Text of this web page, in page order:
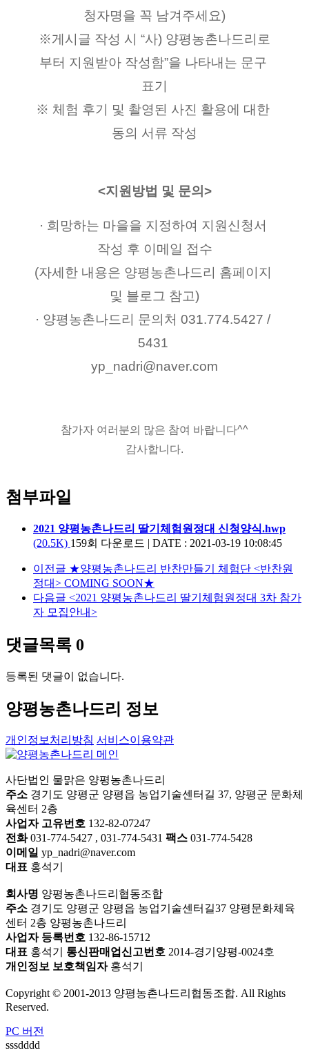
청자명을 꼭 남겨주세요)
※게시글 작성 시 “사) 양평농촌나드리로
부터 지원받아 작성함”을 나타내는 문구
표기
※ 체험 후기 및 촬영된 사진 활용에 대한
동의 서류 작성
<지원방법 및 문의>
· 희망하는 마을을 지정하여 지원신청서
작성 후 이메일 접수
(자세한 내용은 양평농촌나드리 홈페이지
및 블로그 참고)
· 양평농촌나드리 문의처 031.774.5427 /
5431
yp_nadri@naver.com
참가자 여러분의 많은 참여 바랍니다^^
감사합니다.
첨부파일
2021 양평농촌나드리 딸기체험원정대 신청양식.hwp
(20.5K) 159회 다운로드 | DATE : 2021-03-19 10:08:45
이전글 ★양평농촌나드리 반찬만들기 체험단 <반찬원
정대> COMING SOON★
다음글 <2021 양평농촌나드리 딸기체험원정대 3차 참가
자 모집안내>
댓글목록 0
등록된 댓글이 없습니다.
양평농촌나드리 정보
개인정보처리방침 서비스이용약관
사단법인 물맑은 양평농촌나드리
주소 경기도 양평군 양평읍 농업기술센터길 37, 양평군 문화체
육센터 2층
사업자 고유번호 132-82-07247
전화031-774-5427 , 031-774-5431 팩스 031-774-5428
이메일 yp_nadri@naver.com
대표 홍석기
회사명 양평농촌나드리협동조합
주소 경기도 양평군 양평읍 농업기술센터길37 양평문화체육
센터 2층 양평농촌나드리
사업자 등록번호 132-86-15712
대표 홍석기 통신판매업신고번호 2014-경기양평-0024호
개인정보 보호책임자홍석기
Copyright © 2001-2013 양평농촌나드리협동조합. All Rights
Reserved.
PC 버전
sssdddd